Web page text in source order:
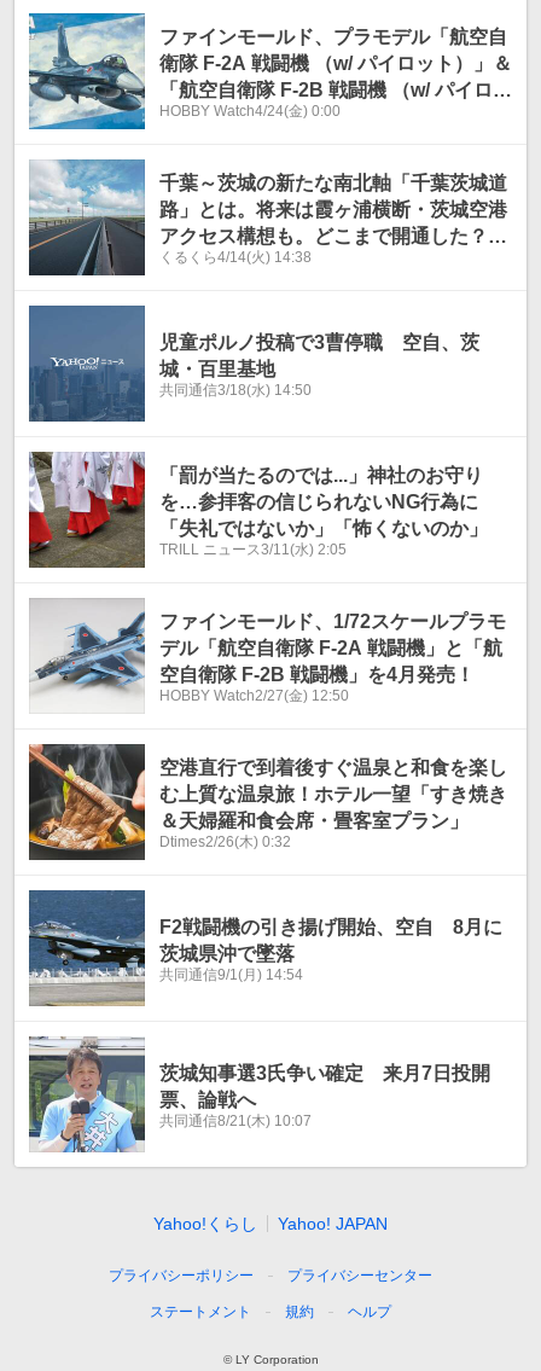
ファインモールド、プラモデル「航空自
衛隊 F-2A 戦闘機 （w/ パイロット）」＆
「航空自衛隊 F-2B 戦闘機 （w/ パイロッ
ト）」本日出荷開始！
HOBBY Watch4/24(金) 0:00
千葉～茨城の新たな南北軸「千葉茨城道
路」とは。将来は霞ヶ浦横断・茨城空港
アクセス構想も。どこまで開通した？
【いま気になる道路計画】
くるくら4/14(火) 14:38
児童ポルノ投稿で3曹停職 空自、茨
城・百里基地
共同通信3/18(水) 14:50
「罰が当たるのでは...」神社のお守り
を…参拝客の信じられないNG行為に
「失礼ではないか」「怖くないのか」
TRILL ニュース3/11(水) 2:05
ファインモールド、1/72スケールプラモ
デル「航空自衛隊 F-2A 戦闘機」と「航
空自衛隊 F-2B 戦闘機」を4月発売！
HOBBY Watch2/27(金) 12:50
空港直行で到着後すぐ温泉と和食を楽し
む上質な温泉旅！ホテル一望「すき焼き
＆天婦羅和食会席・畳客室プラン」
Dtimes2/26(木) 0:32
F2戦闘機の引き揚げ開始、空自 8月に
茨城県沖で墜落
共同通信9/1(月) 14:54
茨城知事選3氏争い確定 来月7日投開
票、論戦へ
共同通信8/21(木) 10:07
Yahoo!くらし Yahoo! JAPAN
プライバシーポリシー プライバシーセンター
ステートメント 規約 ヘルプ
© LY Corporation